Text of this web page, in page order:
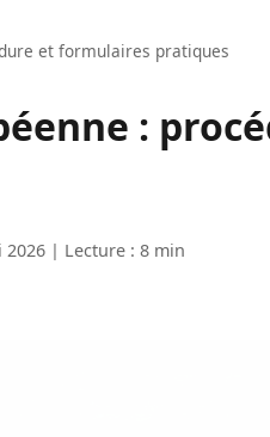
et formulaires pratiques
:
2026 | Lecture : 8 min